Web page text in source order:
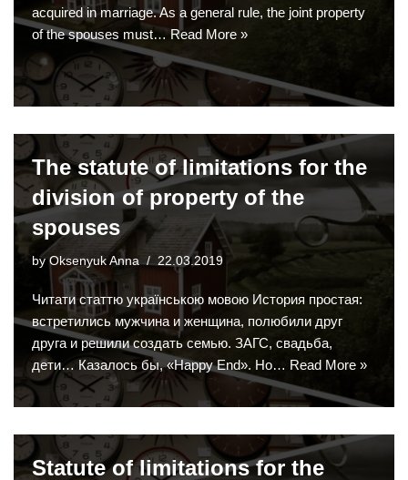
acquired in marriage. As a general rule, the joint property
of the spouses must…Read More »
The statute of limitations for the
division of property of the
spouses
byOksenyuk Anna 22.03.2019
Читати статтю українською мовою История простая:
встретились мужчина и женщина, полюбили друг
друга и решили создать семью. ЗАГС, свадьба,
дети… Казалось бы, «Happy End». Но… Read More »
Statute of limitations for the